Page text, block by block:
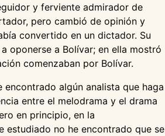
y ferviente admirador de
pero cambió de opinión y
convertido en un dictador. Su
oponerse a Bolívar; en ella mostró
comenzaban por Bolívar.
encontrado algún analista que haga
entre el melodrama y el drama
en principio, en la
estudiado no he encontrado que se